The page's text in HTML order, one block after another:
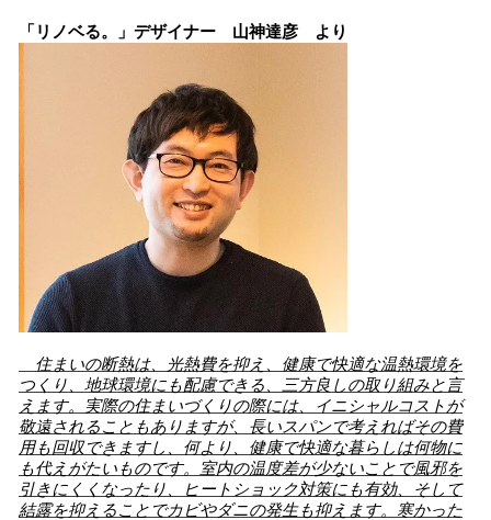
「リノベる。」デザイナー 山神達彦 より
住まいの断熱は、光熱費を抑え、健康で快適な温熱環境を
つくり、地球環境にも配慮できる、三方良しの取り組みと言
えます。実際の住まいづくりの際には、イニシャルコストが
敬遠されることもありますが、長いスパンで考えればその費
用も回収できますし、何より、健康で快適な暮らしは何物に
も代えがたいものです。室内の温度差が少ないことで風邪を
引きにくくなったり、ヒートショック対策にも有効、そして
結露を抑えることでカビやダニの発生も抑えます。寒かった